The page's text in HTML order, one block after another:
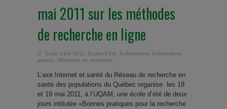
mai 2011 sur les méthodes
de recherche en ligne
École d'été 2011 Écoles d'été Événements
Évènements
passés
Méthodes de recherche
L’axe Internet et santé du Réseau de recherche en
santé des populations du Québec organise les 18
et 19 mai 2011, à l’UQAM, une école d’été de deux
jours intitulée «Bonnes pratiques pour la recherche